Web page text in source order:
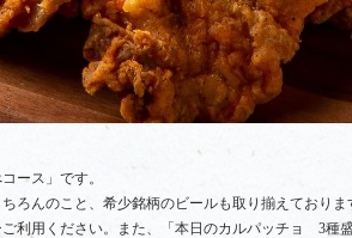
ース」です。
ろんのこと、希少銘柄のビールも取り揃えておりま
利用ください。また、「本日のカルパッチョ 3種